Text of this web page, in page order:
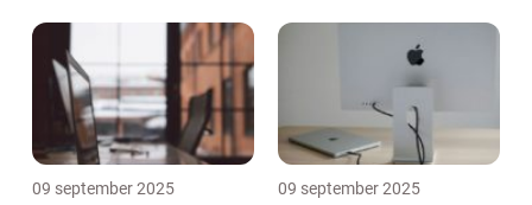
09 september 2025 09 september 2025